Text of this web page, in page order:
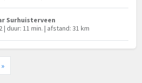
Surhuisterveen
| duur: 11 min. | afstand: 31 km
»